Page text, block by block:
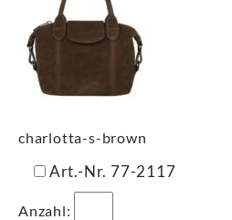
charlotta-s-brown
Art.-Nr. 77-2117
Anzahl: